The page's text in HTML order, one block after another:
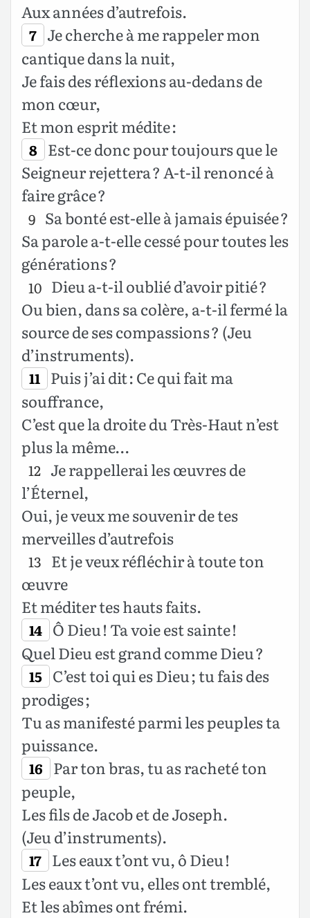
Aux années d’autrefois.
7 Je cherche à me rappeler mon
cantique dans la nuit,
Je fais des réflexions au-dedans de
mon cœur,
Et mon esprit médite :
8 Est-ce donc pour toujours que le
Seigneur rejettera ? A-t-il renoncé à
faire grâce ?
9 Sa bonté est-elle à jamais épuisée ?
Sa parole a-t-elle cessé pour toutes les
générations ?
10 Dieu a-t-il oublié d’avoir pitié ?
Ou bien, dans sa colère, a-t-il fermé la
source de ses compassions ? (Jeu
d’instruments).
11 Puis j’ai dit : Ce qui fait ma
souffrance,
C’est que la droite du Très-Haut n’est
plus la même…
12 Je rappellerai les œuvres de
l’Éternel,
Oui, je veux me souvenir de tes
merveilles d’autrefois
13 Et je veux réfléchir à toute ton
œuvre
Et méditer tes hauts faits.
14 Ô Dieu ! Ta voie est sainte !
Quel Dieu est grand comme Dieu ?
15 C’est toi qui es Dieu ; tu fais des
prodiges ;
Tu as manifesté parmi les peuples ta
puissance.
16 Par ton bras, tu as racheté ton
peuple,
Les fils de Jacob et de Joseph.
(Jeu d’instruments).
17 Les eaux t’ont vu, ô Dieu !
Les eaux t’ont vu, elles ont tremblé,
Et les abîmes ont frémi.